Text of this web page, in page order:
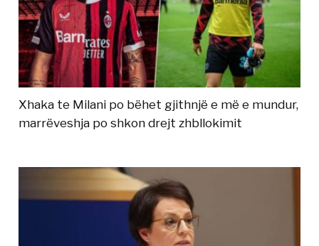
Xhaka te Milani po bëhet gjithnjë e më e mundur,
marrëveshja po shkon drejt zhbllokimit